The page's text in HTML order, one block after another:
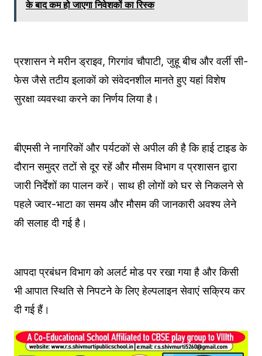
के बाद कम हो जाएगा न‍िवेशकों का र‍िस्‍क
प्रशासन ने मरीन ड्राइव, गिरगांव चौपाटी, जुहू बीच और वर्ली सी-
फेस जैसे तटीय इलाकों को संवेदनशील मानते हुए यहां विशेष
सुरक्षा व्यवस्था करने का निर्णय लिया है।
बीएमसी ने नागरिकों और पर्यटकों से अपील की है कि हाई टाइड के
दौरान समुद्र तटों से दूर रहें और मौसम विभाग व प्रशासन द्वारा
जारी निर्देशों का पालन करें। साथ ही लोगों को घर से निकलने से
पहले ज्वार-भाटा का समय और मौसम की जानकारी अवश्य लेने
की सलाह दी गई है।
आपदा प्रबंधन विभाग को अलर्ट मोड पर रखा गया है और किसी
भी आपात स्थिति से निपटने के लिए हेल्पलाइन सेवाएं सक्रिय कर
दी गई हैं।